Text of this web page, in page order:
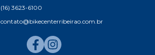
(16) 3623-6100
contato@bikecenterribeirao.com.br